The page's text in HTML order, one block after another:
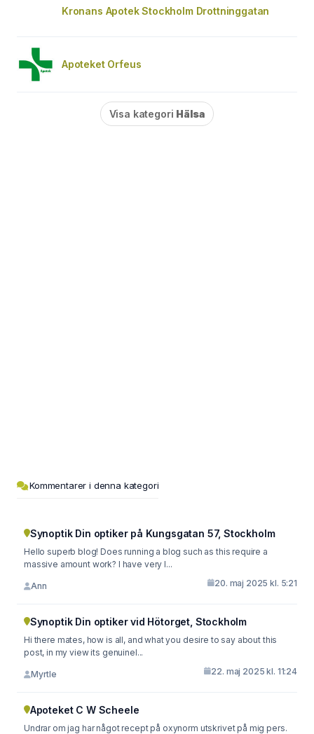
Kronans Apotek Stockholm Drottninggatan
Apoteket Orfeus
Visa kategori Hälsa
Kommentarer i denna kategori
Synoptik Din optiker på Kungsgatan 57, Stockholm
Hello superb blog! Does running a blog such as this require a
massive amount work? I have very l...
Ann 20. maj 2025 kl. 5:21
Synoptik Din optiker vid Hötorget, Stockholm
Hi there mates, how is all, and what you desire to say about this
post, in my view its genuinel...
Myrtle 22. maj 2025 kl. 11:24
Apoteket C W Scheele
Undrar om jag har något recept på oxynorm utskrivet på mig pers.